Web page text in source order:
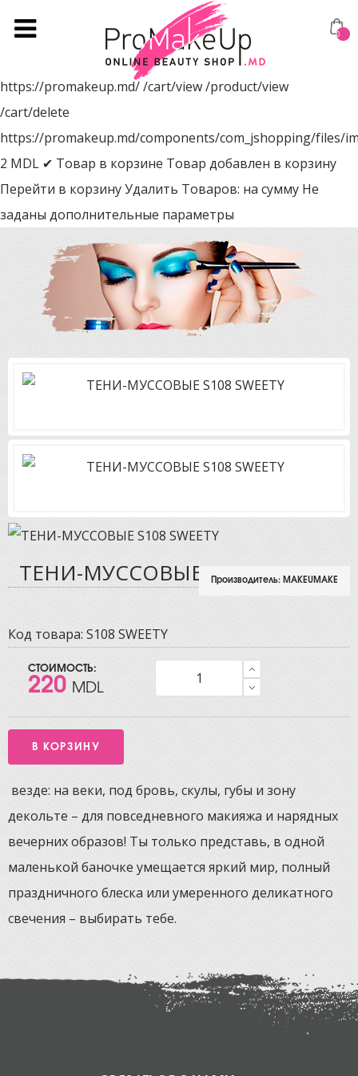
0
https://promakeup.md//cart/view/product/view
/cart/delete
https://promakeup.md/components/com_jshopping/files/
2 MDL ✔ Товар в корзине Товар добавлен в корзину
Перейти в корзинуУдалить Товаров: на сумму Не
заданы дополнительные параметры
ТЕНИ-МУССОВЫЕ S108 SWEETY
Производитель: MAKEUMAKE
Код товара: S108 SWEETY
СТОИМОСТЬ:
220 MDL
везде: на веки, под бровь, скулы, губы и зону
декольте – для повседневного макияжа и нарядных
вечерних образов! Ты только представь, в одной
маленькой баночке умещается яркий мир, полный
праздничного блеска или умеренного деликатного
свечения – выбирать тебе.